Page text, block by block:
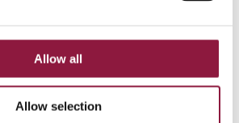
Allow all
Allow selection